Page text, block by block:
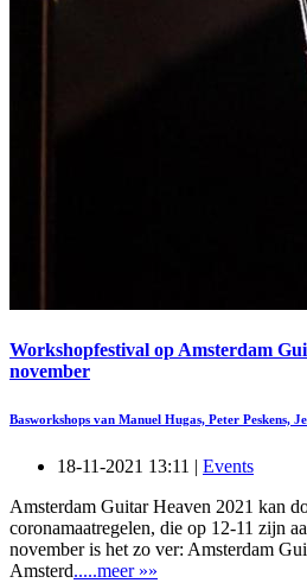
Workshopfestival op Amsterdam
november
Basworkshops van Manuel Hugas, Peter Peskens,
18-11-2021 13:11 | Events
Amsterdam Guitar Heaven 2021 kan
coronamaatregelen, die op 12-11 zijn
november is het zo ver: Amsterdam
Amsterd.....meer »»